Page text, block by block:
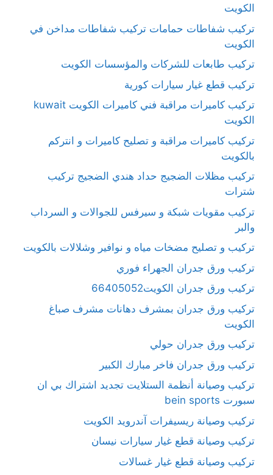
الكويت
تركيب شفاطات حمامات تركيب شفاطات مداخن في
الكويت
تركيب طابعات للشركات والمؤسسات الكويت
تركيب قطع غيار سيارات كورية
تركيب كاميرات مراقبة فني كاميرات الكويت kuwait
الكويت
تركيب كاميرات مراقبة و تصليح كاميرات و انتركم
بالكويت
تركيب مظلات الضجيج حداد هندي الضجيج تركيب
شترات
تركيب مقويات شبكة و سيرفس للجوالات و السرداب
والبر
تركيب و تصليح مضخات مياه و نوافير وشلالات بالكويت
تركيب ورق جدران الجهراء فوري
تركيب ورق جدران الكويت66405052
تركيب ورق جدران بمشرف دهانات مشرف صباغ
الكويت
تركيب ورق جدران حولي
تركيب ورق جدران فاخر مبارك الكبير
تركيب وصيانة أنظمة الستلايت تجديد اشتراك بي ان
سبورت bein sports
تركيب وصيانة ريسيفرات آندرويد الكويت
تركيب وصيانة قطع غيار سيارات نيسان
تركيب وصيانة قطع غيار غسالات